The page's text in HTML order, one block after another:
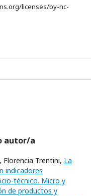
licenses/by-nc-
autor/a
Florencia Trentini, La
indicadores
técnico. Micro y
de productos y